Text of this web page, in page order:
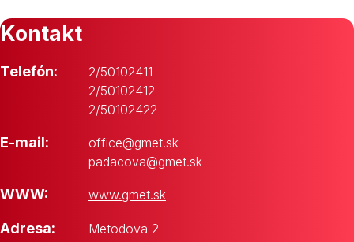
Kontakt
Telefón:
2/50102411
2/50102412
2/50102422
E-mail:
office@gmet.sk
padacova@gmet.sk
WWW: www.gmet.sk
Adresa:
Metodova 2